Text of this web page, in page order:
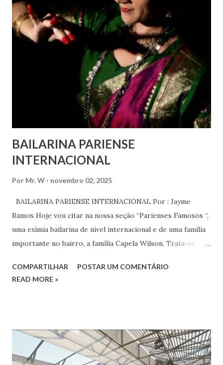
Estes direitos humanos – os direitos à liberdade de opinião
e de expressão, de reunião pacífica e de associação, e de
participar no governo (artigos 19, 20 e 21 da Declaração
Universal dos Direitos Humanos ) – têm estado no centro
das mudanças históricas no mundo árabe nos últimos dois
anos, em que milhões foram às ruas para exigir mudanças.
Em outras partes do mundo, os “99%” fizeram suas vozes
serem ouvidas através ...
BAILARINA PARIENSE
INTERNACIONAL
Por Mr. W novembro 02, 2025
BAILARINA PARIENSE INTERNACIONAL Por : Jayme
Ramos Hoje vou citar na nossa seção “Parienses Famosos “,
uma exímia bailarina de nível internacional e de uma família
importante no bairro, a família Capela Wilson. Trata-se da
Vamos às informações de seu site : Bailarina e professora
Esteve na Índia aprofundando seus estudos neste estilo
além de partir para pesquisa e vivência das danças
COMPARTILHAR
POSTAR UM COMENTÁRIO
READ MORE »